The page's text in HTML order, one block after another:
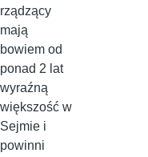
rządzący
mają
bowiem od
ponad 2 lat
wyraźną
większość w
Sejmie i
powinni